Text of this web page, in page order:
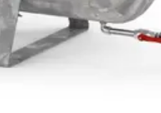
auf die
bis 10 bar oder
für den Einsatz